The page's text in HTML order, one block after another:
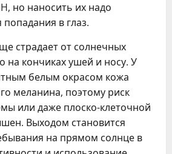
но наносить их надо
в глаз.
страдает от солнечных
на кончиках ушей и носу. У
белым окрасом кожа
меланина, поэтому риск
или даже плоско-клеточной
Выходом становится
на прямом солнце в